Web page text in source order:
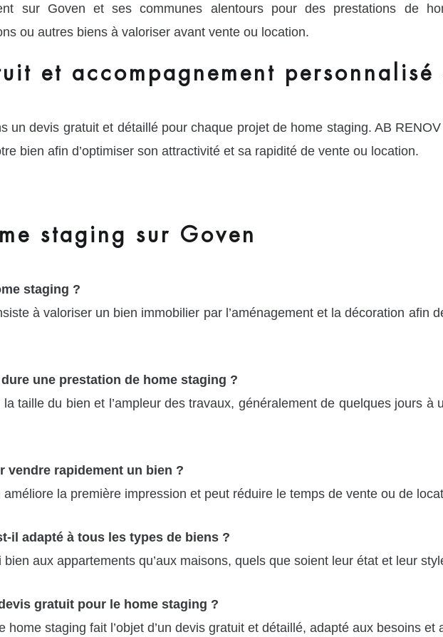
sur Goven et ses communes alentours pour des prestations de
ou autres biens à valoriser avant vente ou location.
et accompagnement personnalisé
un devis gratuit et détaillé pour chaque projet de home staging. AB
bien afin d’optimiser son attractivité et sa rapidité de vente ou location.
staging sur Goven
staging ?
à valoriser un bien immobilier par l’aménagement et la décoration afin
une prestation de home staging ?
taille du bien et l’ampleur des travaux, généralement de quelques jours à
vendre rapidement un bien ?
la première impression et peut réduire le temps de vente ou de
il adapté à tous les types de biens ?
bien aux appartements qu’aux maisons, quels que soient leur état et leur
gratuit pour le home staging ?
home staging fait l’objet d’un devis gratuit et détaillé, adapté aux besoins et